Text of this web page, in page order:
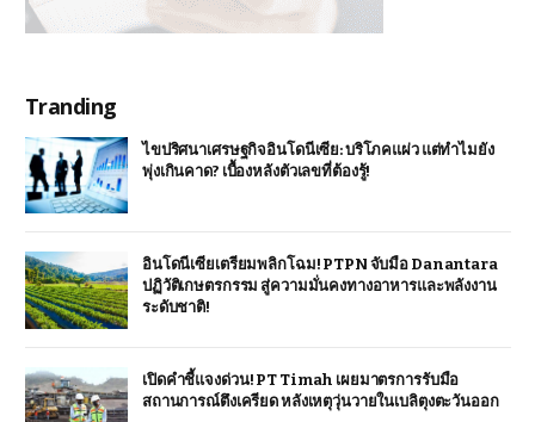
Tranding
ไขปริศนาเศรษฐกิจอินโดนีเซีย: บริโภคแผ่ว แต่ทำไมยัง
พุ่งเกินคาด? เบื้องหลังตัวเลขที่ต้องรู้!
อินโดนีเซียเตรียมพลิกโฉม! PTPN จับมือ Danantara
ปฏิวัติเกษตรกรรม สู่ความมั่นคงทางอาหารและพลังงาน
ระดับชาติ!
เปิดคำชี้แจงด่วน! PT Timah เผยมาตรการรับมือ
สถานการณ์ตึงเครียด หลังเหตุวุ่นวายในเบลิตุงตะวันออก